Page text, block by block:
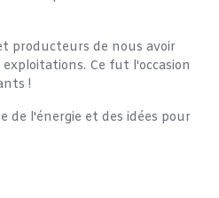
producteurs de nous avoir
Ce fut l'occasion
!
de l'énergie et des idées pour